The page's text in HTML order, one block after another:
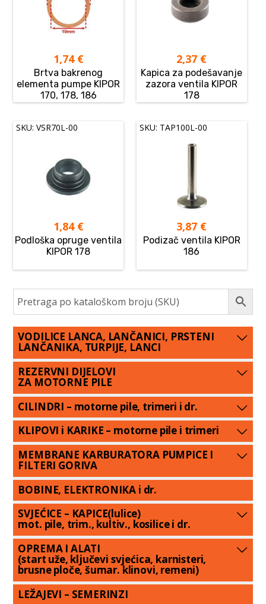
1,74 €
Brtva bakrenog
elementa pumpe KIPOR
170, 178, 186
2,37 €
Kapica za podešavanje
zazora ventila KIPOR
178
SKU: VSR70L-00
1,84 €
Podloška opruge ventila
KIPOR 178
SKU: TAP100L-00
3,87 €
Podizač ventila KIPOR
186
VODILICE LANCA, LANČANICI, PRSTENI
LANČANIKA, TURPIJE, LANCI
REZERVNI DIJELOVI
ZA MOTORNE PILE
CILINDRI – motorne pile, trimeri i dr.
KLIPOVI i KARIKE – motorne pile i trimeri
MEMBRANE KARBURATORA PUMPICE I
FILTERI GORIVA
BOBINE, ELEKTRONIKA i dr.
SVJEĆICE – KAPICE(lulice)
mot. pile, trim., kultiv., kosilice i dr.
OPREMA I ALATI
(start uže, ključevi svjećica, karnisteri,
brusne ploče, šumar. klinovi, remeni)
LEŽAJEVI – SEMERINZI